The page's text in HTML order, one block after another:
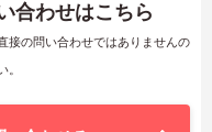
合わせはこちら
接の問い合わせではありませんの
。